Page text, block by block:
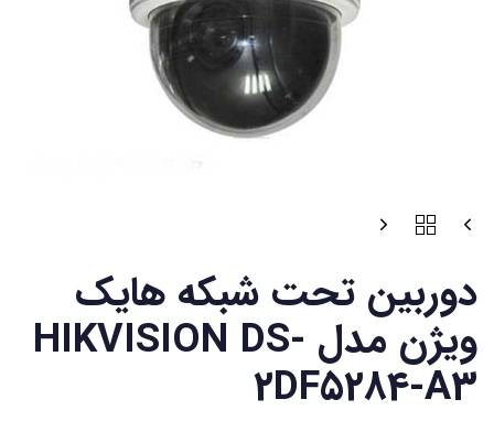
دوربین تحت شبکه هایک
ویژن مدل HIKVISION DS-
2DF5284-A3